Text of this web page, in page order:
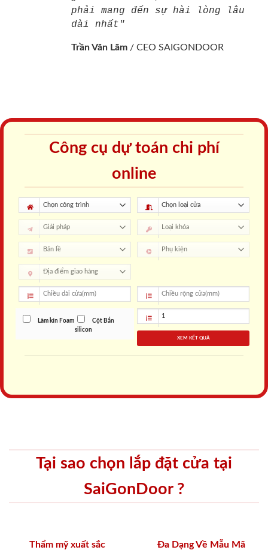
phải mang đến sự hài lòng lâu
dài nhất"
Trần Văn Lãm / CEO SAIGONDOOR
Công cụ dự toán chi phí
online
Làm kín Foam
Cột Bắn
silicon
XEM KẾT QUẢ
Tại sao chọn lắp đặt cửa tại
SaiGonDoor ?
Thẩm mỹ xuất sắc Đa Dạng Về Mẫu Mã